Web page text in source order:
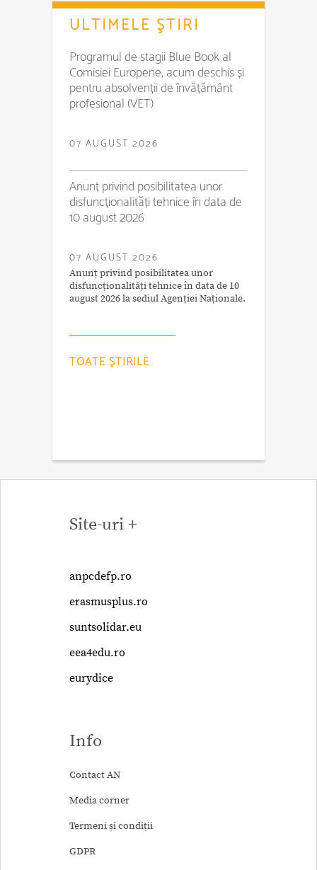
ULTIMELE ŞTIRI
Programul de stagii Blue Book al
Comisiei Europene, acum deschis și
pentru absolvenții de învățământ
profesional (VET)
07 AUGUST 2026
Anunț privind posibilitatea unor
disfuncționalități tehnice în data de
10 august 2026
07 AUGUST 2026
Anunț privind posibilitatea unor
disfuncționalități tehnice în data de 10
august 2026 la sediul Agenției Naționale.
TOATE ŞTIRILE
Site-uri +
anpcdefp.ro
erasmusplus.ro
suntsolidar.eu
eea4edu.ro
eurydice
Info
Contact AN
Media corner
Termeni și condiții
GDPR